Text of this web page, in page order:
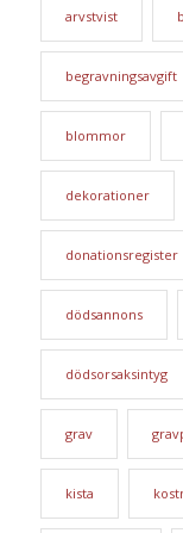
arvstvist
begravningsavgift
blommor
dekorationer
donationsregister
dödsannons
dödsorsaksintyg
grav
kista